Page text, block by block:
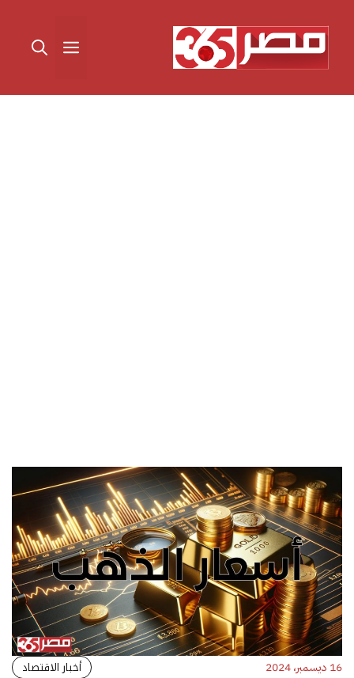
المحتوى القائمة
16 ديسمبر، 2024 أخبار الاقتصاد